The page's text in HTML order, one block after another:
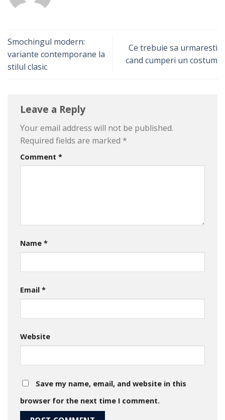
Smochingul modern:
variante contemporane la
stilul clasic
Ce trebuie sa urmaresti
cand cumperi un costum
Leave a Reply
Your email address will not be published.
Required fields are marked *
Comment *
Name *
Email *
Website
Save my name, email, and website in this
browser for the next time I comment.